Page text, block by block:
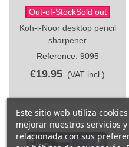
Out-of-StockSold out
Koh-i-Noor desktop pencil
sharpener
Reference: 9095
€19.95 (VAT incl.)
Este sitio web utiliza
mejorar nuestros servicios
relacionada con sus